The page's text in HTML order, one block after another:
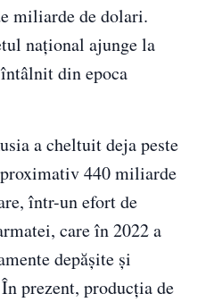
miliarde de dolari.
național ajunge la
din epoca
a cheltuit deja peste
440 miliarde
într-un efort de
care în 2022 a
depășite și
prezent, producția de